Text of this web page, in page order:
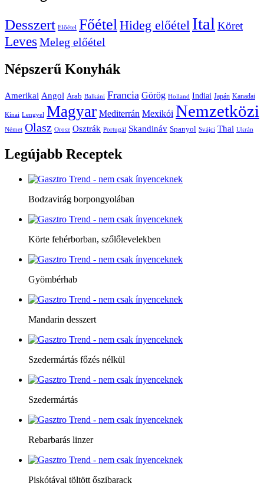
Desszert Előétel FőételHideg előétel Ital Köret
Leves Meleg előétel
Népszerű Konyhák
Amerikai Angol Arab Balkáni Francia Görög Holland Indiai Japán Kanadai
Kínai Lengyel Magyar Mediterrán Mexikói Nemzetközi
Német Olasz Orosz Osztrák Portugál Skandináv Spanyol Svájci Thai Ukrán
Legújabb Receptek
Bodzavirág borpongyolában
Körte fehérborban, szőlőlevelekben
Gyömbérhab
Mandarin desszert
Szedermártás főzés nélkül
Szedermártás
Rebarbarás linzer
Piskótával töltött őszibarack